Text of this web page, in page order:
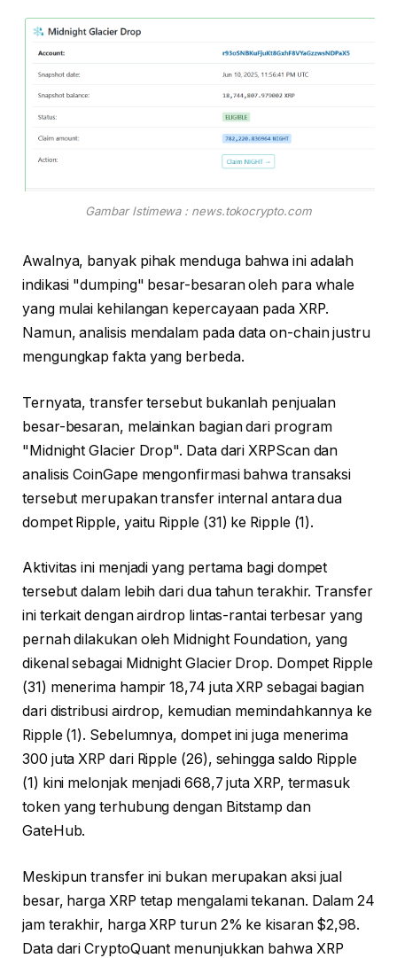
Gambar Istimewa : news.tokocrypto.com
Awalnya, banyak pihak menduga bahwa ini adalah
indikasi "dumping" besar-besaran oleh para whale
yang mulai kehilangan kepercayaan pada XRP.
Namun, analisis mendalam pada data on-chain justru
mengungkap fakta yang berbeda.
Ternyata, transfer tersebut bukanlah penjualan
besar-besaran, melainkan bagian dari program
"Midnight Glacier Drop". Data dari XRPScan dan
analisis CoinGape mengonfirmasi bahwa transaksi
tersebut merupakan transfer internal antara dua
dompet Ripple, yaitu Ripple (31) ke Ripple (1).
Aktivitas ini menjadi yang pertama bagi dompet
tersebut dalam lebih dari dua tahun terakhir. Transfer
ini terkait dengan airdrop lintas-rantai terbesar yang
pernah dilakukan oleh Midnight Foundation, yang
dikenal sebagai Midnight Glacier Drop. Dompet Ripple
(31) menerima hampir 18,74 juta XRP sebagai bagian
dari distribusi airdrop, kemudian memindahkannya ke
Ripple (1). Sebelumnya, dompet ini juga menerima
300 juta XRP dari Ripple (26), sehingga saldo Ripple
(1) kini melonjak menjadi 668,7 juta XRP, termasuk
token yang terhubung dengan Bitstamp dan
GateHub.
Meskipun transfer ini bukan merupakan aksi jual
besar, harga XRP tetap mengalami tekanan. Dalam 24
jam terakhir, harga XRP turun 2% ke kisaran $2,98.
Data dari CryptoQuant menunjukkan bahwa XRP